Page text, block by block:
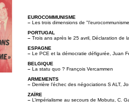
EUROCOMMUNISME
– Les trois dimensions de
PORTUGAL
– Trois ans après le 25 avril, Déclaration de
ESPAGNE
– Le PCE et la démocratie défigurée, Juan
BELGIQUE
– La statu quo ? François Vercammen
ARMEMENTS
– Derrière l’échec des négociations S ALT,
ZAÏRE
– L’impérialisme au secours de Mobutu, C.